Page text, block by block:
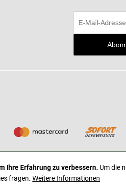
Ihre Erfahrung zu verbessern. Um die
fragen. Weitere Informationen
* Alle Preise inkl.